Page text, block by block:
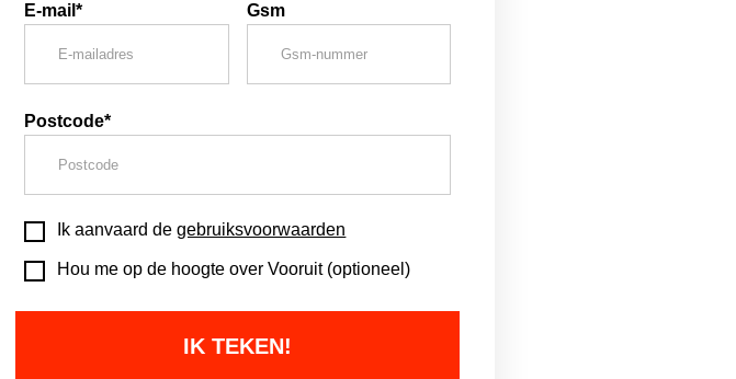
E-mail* Gsm
Postcode*
Ik aanvaard degebruiksvoorwaarden
Hou me op de hoogte over Vooruit (optioneel)